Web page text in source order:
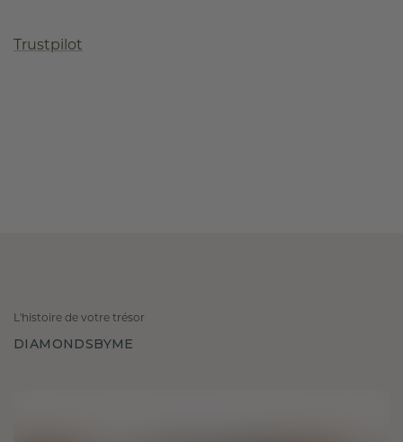
Trustpilot
L'histoire de votre trésor
DIAMONDSBYME